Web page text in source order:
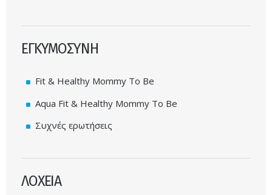
ΕΓΚΥΜΟΣΥΝΗ
Fit & Healthy Mommy To Be
Aqua Fit & Healthy Mommy To Be
Συχνές ερωτήσεις
ΛΟΧΕΙΑ